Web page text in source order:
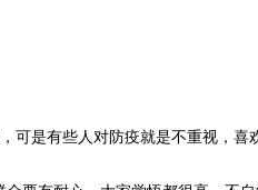
可是有些人对防疫就是不重视，喜